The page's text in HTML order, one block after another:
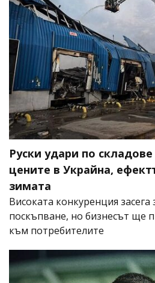
Руски удари по
цените в Украйна,
зимата
Високата конкуренция
поскъпване, но бизнесът ще
към потребителите